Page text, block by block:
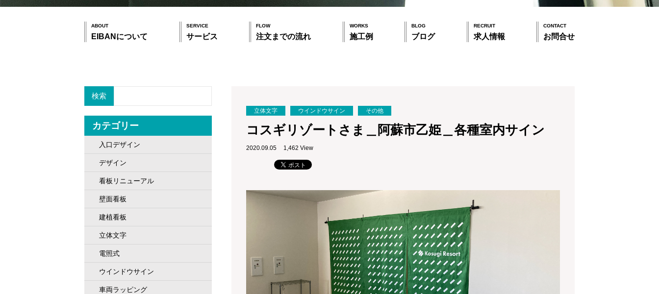
ABOUT
EIBANについて
SERVICE
サービス
FLOW
注文までの流れ
WORKS
施工例
BLOG
ブログ
RECRUIT
求人情報
CONTACT
お問合せ
立体文字 ウインドウサイン その他
コスギリゾートさま＿阿蘇市乙姫＿各種室内サイン
2020.09.05 1,462 View
検索
カテゴリー
入口デザイン
デザイン
看板リニューアル
壁面看板
建植看板
立体文字
電照式
ウインドウサイン
車両ラッピング